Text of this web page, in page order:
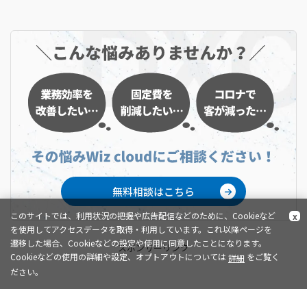
無料相談はこちら
スポンサーリンク
このサイトでは、利用状況の把握や広告配信などのために、Cookieなど
を使用してアクセスデータを取得・利用しています。これ以降ページを
遷移した場合、Cookieなどの設定や使用に同意したことになります。
Cookieなどの使用の詳細や設定、オプトアウトについては 詳細
x
をご覧く
ださい。